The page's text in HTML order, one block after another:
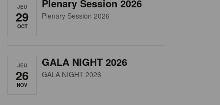
JEU
29
OCT
Plenary Session 2026
Plenary Session 2026
JEU
26
NOV
GALA NIGHT 2026
GALA NIGHT 2026